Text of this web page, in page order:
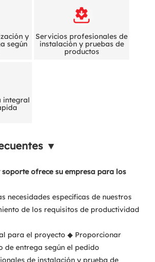
y
según
Servicios profesionales de
instalación y pruebas de
productos
integral
▼
soporte ofrece su empresa para los
necesidades específicas de nuestros
de los requisitos de productividad
para el proyecto ◆ Proporcionar
de entrega según el pedido
de instalación y prueba de